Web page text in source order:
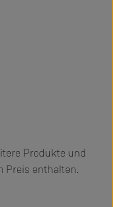
Produkte und
Preis enthalten.